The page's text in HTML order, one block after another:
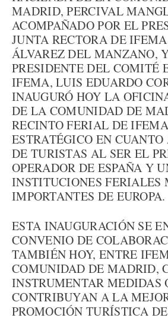
MADRID, PERCIVAL
ACOMPAÑADO POR EL
JUNTA RECTORA DE
ÁLVAREZ DEL MANZANO,
PRESIDENTE DEL COMITÉ
IFEMA, LUIS EDUARDO
INAUGURÓ HOY LA
DE LA COMUNIDAD DE
RECINTO FERIAL DE
ESTRATÉGICO EN CUANTO
DE TURISTAS AL SER EL
OPERADOR DE ESPAÑA Y
INSTITUCIONES FERIALES
IMPORTANTES DE EUROPA.
ESTA INAUGURACIÓN SE
CONVENIO DE
TAMBIÉN HOY, ENTRE
COMUNIDAD DE MADRID,
INSTRUMENTAR MEDIDAS
CONTRIBUYAN A LA
PROMOCIÓN TURÍSTICA